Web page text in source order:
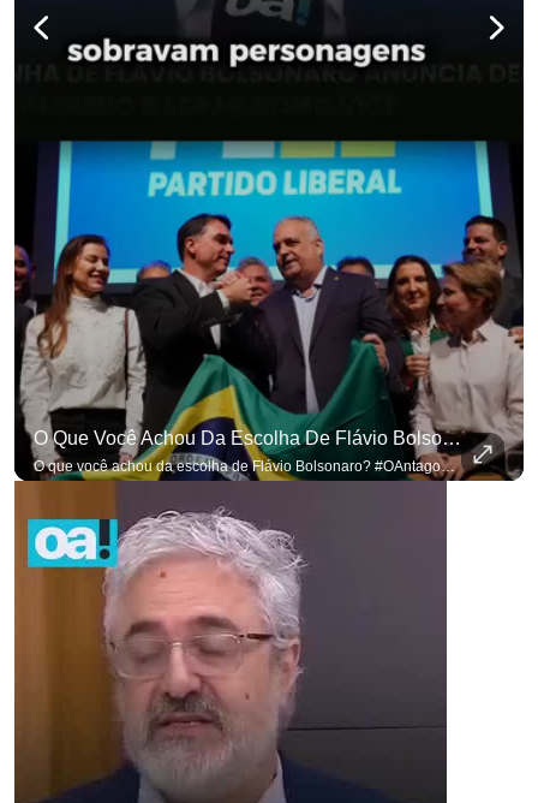
O Que Você Achou Da Escolha De Flávio Bolsonaro? #OAntagonista
O que você achou da escolha de Flávio Bolsonaro? #OAntagonista Se você busca informação com credibilidade, inscreva-se agora e ative o
para não perder nenhuma